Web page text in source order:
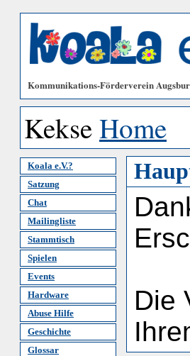
Kommunikations-Förderverein
KekseHome
Koala e.V.?
Satzung
Chat
Mailingliste
Stammtisch
Spielen
Events
Hardware
Abuse Hilfe
Geschichte
Glossar
Die